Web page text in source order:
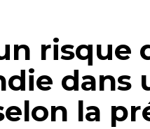
risque
dans
la